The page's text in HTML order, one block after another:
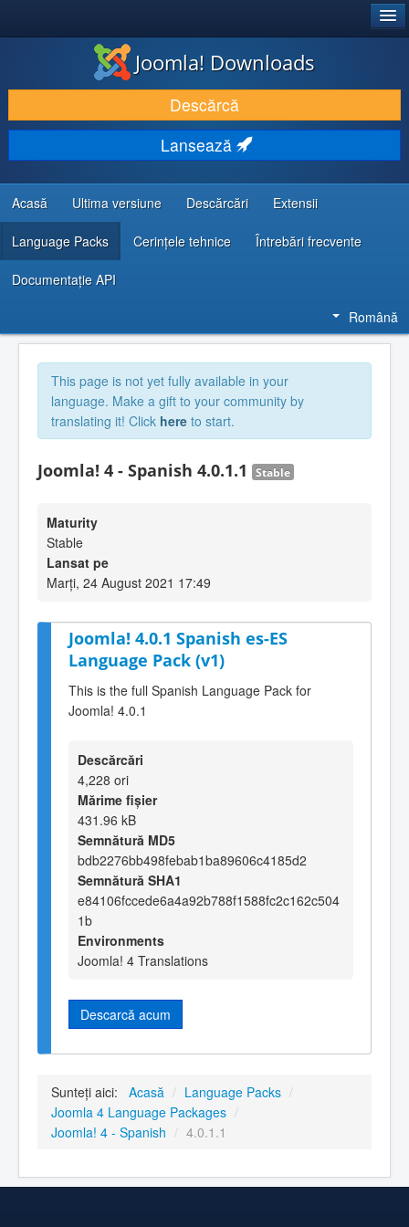
DESCARCĂ & ȘI EXTINDE
DESCOPERĂ & ÎNVAȚĂ
COMUNITATE & SUPORT
RESURSE DEZVOLTATORI
Joomla! Downloads
Descărcă
Lansează
Acasă Ultima versiune Descărcări Extensii
Language Packs Cerințele tehnice Întrebări frecvente
Documentaţie API
Română
This page is not yet fully available in your
language. Make a gift to your community by
translating it! Click here to start.
Joomla! 4 - Spanish 4.0.1.1 Stable
Maturity
Stable
Lansat pe
Marți, 24 August 2021 17:49
Joomla! 4.0.1 Spanish es-ES
Language Pack (v1)
This is the full Spanish Language Pack for
Joomla! 4.0.1
Descărcări
4,228 ori
Mărime fișier
431.96 kB
Semnătură MD5
bdb2276bb498febab1ba89606c4185d2
Semnătură SHA1
e84106fccede6a4a92b788f1588fc2c162c504
1b
Environments
Joomla! 4 Translations
Descarcă acum
Sunteți aici: Acasă / Language Packs /
Joomla 4 Language Packages /
Joomla! 4 - Spanish / 4.0.1.1